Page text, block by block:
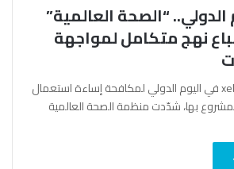
“الصحة العالمية”
نهج متكامل لمواجهة
آفرين علو ـ xeber24.net في اليوم الدولي لمكافحة إساءة استعمال
المشروع بها، شدّدت منظمة الصحة العالمية